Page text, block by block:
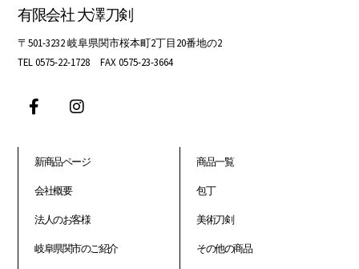
有限会社 大澤刀剣
〒501-3232 岐阜県関市桜本町2丁目20番地の2
TEL 0575-22-1728 FAX 0575-23-3664
新商品ページ
会社概要
法人のお客様
岐阜県関市のご紹介
商品一覧
包丁
美術刀剣
その他の商品